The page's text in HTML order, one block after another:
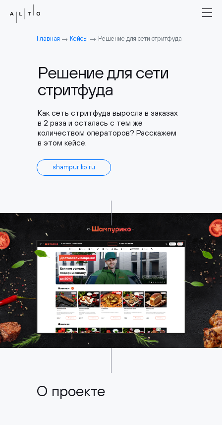
Решение для сети
стритфуда
Как сеть стритфуда выросла в заказах
в 2 раза и осталась с тем же
количеством операторов? Расскажем
в этом кейсе.
shampuriko.ru
Главная Кейсы Решение для сети стритфуда
→ →
О проекте